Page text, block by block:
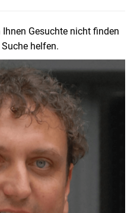
Gesuchte nicht finden
helfen.